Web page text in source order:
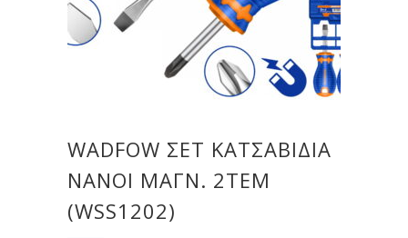
WADFOW ΣΕΤ ΚΑΤΣΑΒΙΔΙA
NANOI ΜΑΓΝ. 2TEM
(WSS1202)